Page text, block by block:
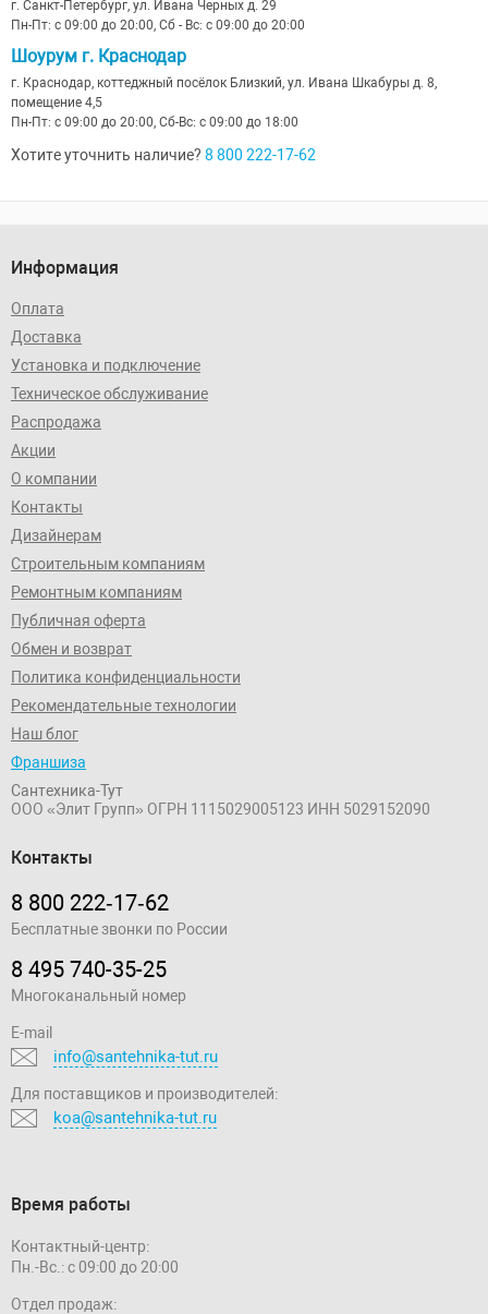
г. Санкт-Петербург, ул. Ивана Черных д. 29
Пн-Пт: с 09:00 до 20:00, Сб - Вс: с 09:00 до 20:00
Шоурум г. Краснодар
г. Краснодар, коттеджный посёлок Близкий, ул. Ивана Шкабуры д. 8,
помещение 4,5
Пн-Пт: с 09:00 до 20:00, Сб-Вс: с 09:00 до 18:00
Хотите уточнить наличие? 8 800 222-17-62
Информация
Оплата
Доставка
Установка и подключение
Техническое обслуживание
Распродажа
Акции
О компании
Контакты
Дизайнерам
Строительным компаниям
Ремонтным компаниям
Публичная оферта
Обмен и возврат
Политика конфиденциальности
Рекомендательные технологии
Наш блог
Франшиза
Сантехника-Тут
ООО «Элит Групп» ОГРН 1115029005123 ИНН 5029152090
Контакты
8 800 222‑17‑62
Бесплатные звонки по России
8 495 740-35-25
Многоканальный номер
E-mail
info@santehnika-tut.ru
Для поставщиков и производителей:
koa@santehnika-tut.ru
Время работы
Контактный-центр:
Пн.-Вс.: с 09:00 до 20:00
Отдел продаж: